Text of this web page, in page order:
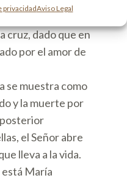
privacidadAviso Legal
cruz, dado que en
por el amor de
se muestra como
y la muerte por
el Señor abre
lleva a la vida.
está María